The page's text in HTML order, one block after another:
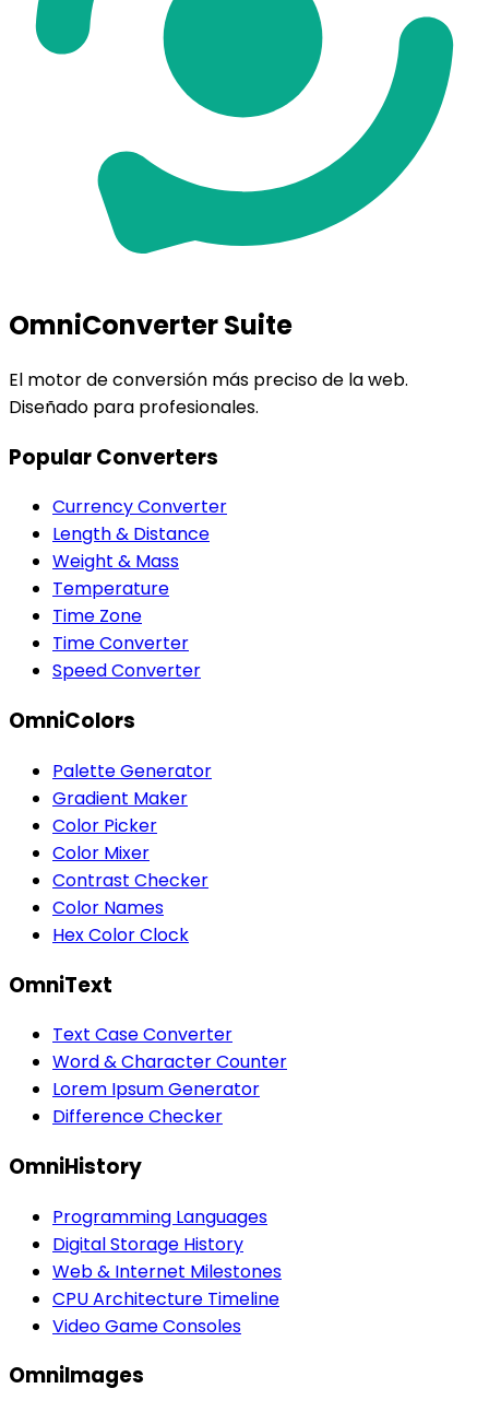
OmniConverter Suite
El motor de conversión más preciso de la web.
Diseñado para profesionales.
Popular Converters
Currency Converter
Length & Distance
Weight & Mass
Temperature
Time Zone
Time Converter
Speed Converter
OmniColors
Palette Generator
Gradient Maker
Color Picker
Color Mixer
Contrast Checker
Color Names
Hex Color Clock
OmniText
Text Case Converter
Word & Character Counter
Lorem Ipsum Generator
Difference Checker
OmniHistory
Programming Languages
Digital Storage History
Web & Internet Milestones
CPU Architecture Timeline
Video Game Consoles
OmniImages